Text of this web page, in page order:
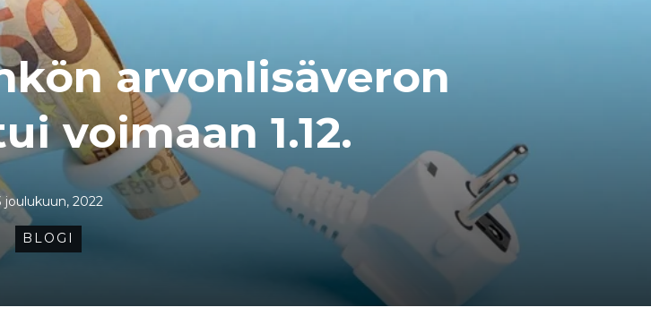
arvonlisäveron
voimaan 1.12.
joulukuun, 2022
BLOGI